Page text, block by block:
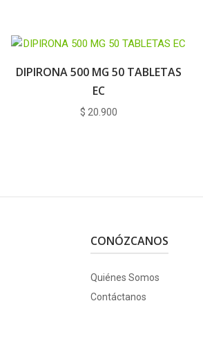
DIPIRONA 500 MG 50 TABLETAS
EC
$ 20.900
CONÓZCANOS
Quiénes Somos
Contáctanos